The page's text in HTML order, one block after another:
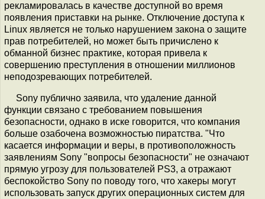
рекламировалась в качестве доступной во время
появления приставки на рынке. Отключение доступа к
Linux является не только нарушением закона о защите
прав потребителей, но может быть причислено к
обманной бизнес практике, которая привела к
совершению преступления в отношении миллионов
неподозревающих потребителей.
Sony публично заявила, что удаление данной
функции связано с требованием повышения
безопасности, однако в иске говорится, что компания
больше озабочена возможностью пиратства. "Что
касается информации и веры, в противоположность
заявлениям Sony "вопросы безопасности" не означают
прямую угрозу для пользователей PS3, а отражают
беспокойство Sony по поводу того, что хакеры могут
использовать запуск других операционных систем для